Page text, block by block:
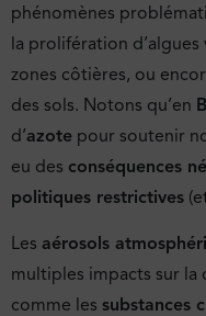
phénomènes
la prolifération d’algues
zones côtières, ou
des sols. Notons qu’en
d’azote pour soutenir
eu des conséquences
politiques restrictives
Les aérosols
multiples impacts sur la
comme les substances